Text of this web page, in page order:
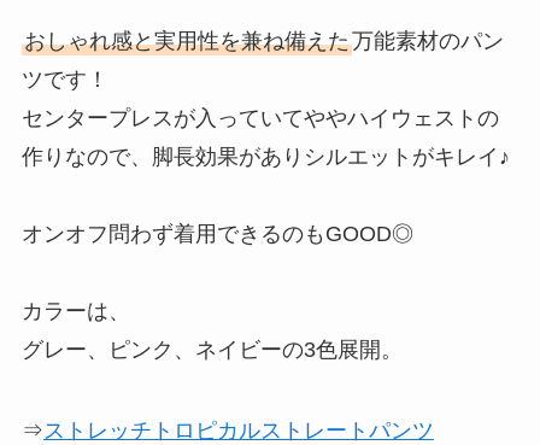
おしゃれ感と実用性を兼ね備えた万能素材のパン
ツです！
センタープレスが入っていてややハイウェストの
作りなので、脚長効果がありシルエットがキレイ♪
オンオフ問わず着用できるのもGOOD◎
カラーは、
グレー、ピンク、ネイビーの3色展開。
⇒ストレッチトロピカルストレートパンツ